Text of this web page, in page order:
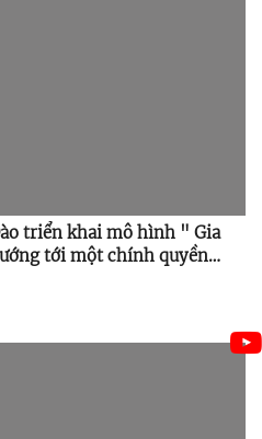
triển khai mô hình " Gia
tới một chính quyền